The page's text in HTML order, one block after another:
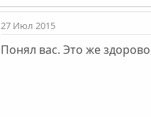
27 Июл 2015
Понял вас. Это же